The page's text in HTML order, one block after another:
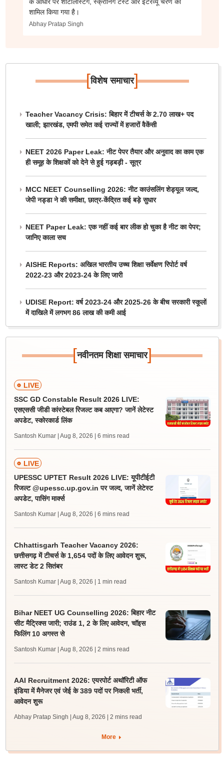
शामिल किया गया है।
Abhay Pratap Singh
[विशेष समाचार]
Teacher Vacancy Crisis: बिहार में टीचर्स के 2.70 लाख+ पद
खाली; झारखंड, एमपी समेत कई राज्यों में हजारों वैकेंसी
NEET 2026 Paper Leak: नीट पेपर तैयार और अनुवाद का काम एक
ही समूह के शिक्षकों को देने से हुई गड़बड़ी - सूत्र
MCC NEET Counselling 2026: नीट काउंसलिंग शेड्यूल जल्द,
जेपी नड्डा ने की समीक्षा, छात्र-केंद्रित कई बड़े सुधार
NEET Paper Leak: एक नहीं कई बार लीक हो चुका है नीट का पेपर;
जानिए काला सच
AISHE Reports: अखिल भारतीय उच्च शिक्षा सर्वेक्षण रिपोर्ट वर्ष
2022-23 और 2023-24 के लिए जारी
UDISE Report: वर्ष 2023-24 और 2025-26 के बीच सरकारी स्कूलों
में दाखिले में लगभग 86 लाख की कमी आई
[नवीनतम शिक्षा समाचार]
LIVE
SSC GD Constable Result 2026 LIVE:
एसएससी जीडी कांस्टेबल रिजल्ट कब आएगा? जानें लेटेस्ट
अपडेट, स्कोरकार्ड लिंक
Santosh Kumar | Aug 8, 2026 | 6 mins read
LIVE
UPESSC UPTET Result 2026 LIVE: यूपीटीईटी
रिजल्ट @upessc.up.gov.in पर जल्द, जानें लेटेस्ट
अपडेट, पासिंग मार्क्स
Santosh Kumar | Aug 8, 2026 | 6 mins read
Chhattisgarh Teacher Vacancy 2026:
छत्तीसगढ़ में टीचर्स के 1,654 पदों के लिए आवेदन शुरू,
लास्ट डेट 2 सितंबर
Santosh Kumar | Aug 8, 2026 | 1 min read
Bihar NEET UG Counselling 2026: बिहार नीट
सीट मैट्रिक्स जारी; राउंड 1, 2 के लिए आवेदन, चॉइस
फिलिंग 10 अगस्त से
Santosh Kumar | Aug 8, 2026 | 2 mins read
AAI Recruitment 2026: एयरपोर्ट अथॉरिटी ऑफ
इंडिया में मैनेजर एवं जेई के 389 पदों पर निकली भर्ती,
आवेदन शुरू
Abhay Pratap Singh | Aug 8, 2026 | 2 mins read
More